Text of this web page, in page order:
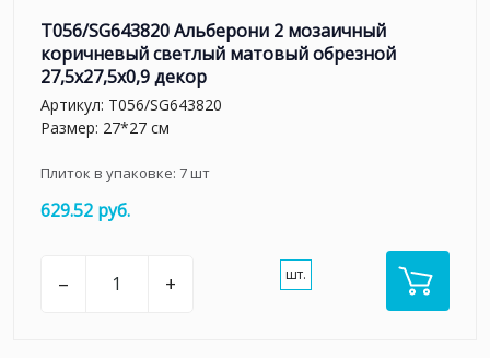
T056/SG643820 Альберони 2 мозаичный
коричневый светлый матовый обрезной
27,5x27,5x0,9 декор
Артикул: T056/SG643820
Размер: 27*27 см
Плиток в упаковке: 7шт
629.52 руб.
– + шт.